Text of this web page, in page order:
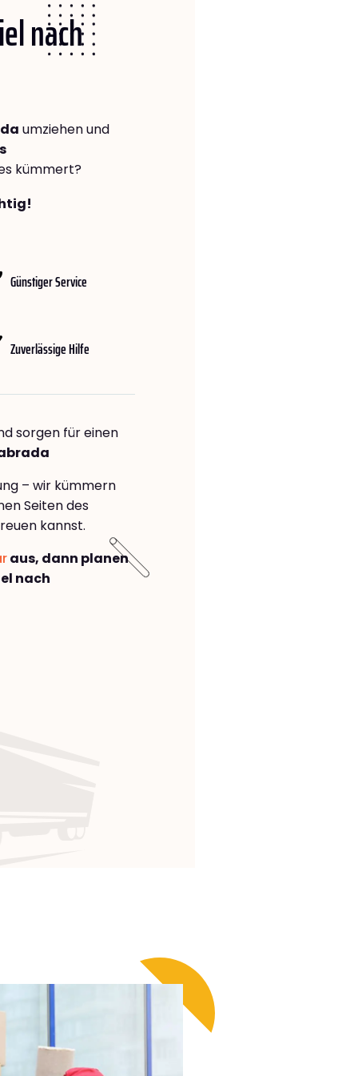
nach
umziehen und
kümmert?
Günstiger Service
Zuverlässige Hilfe
sorgen für einen
– wir kümmern
Seiten des
kannst.
aus, dann planen
nach